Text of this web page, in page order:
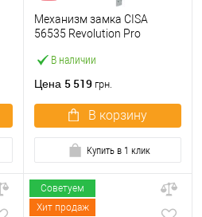
В наличии
Механизм замка CISA
56535 Revolution Pro
блокировкой (BS67,5*85мм)
Цена 5 519 грн.
В корзину
Купить в 1 клик
Советуем
Хит продаж